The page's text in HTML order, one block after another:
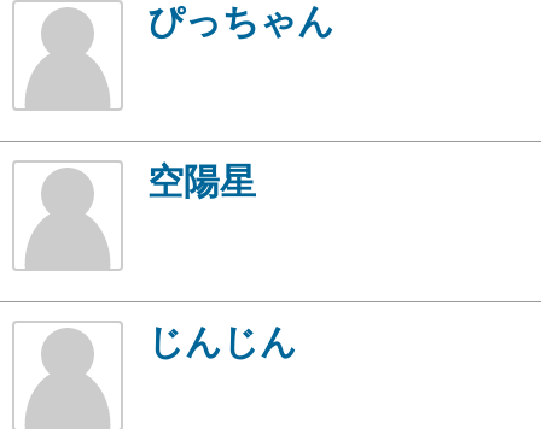
ぴっちゃん
空陽星
じんじん